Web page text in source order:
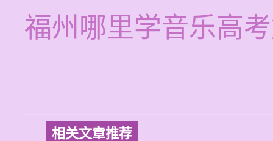
福州哪里学音乐高
相关文章推荐